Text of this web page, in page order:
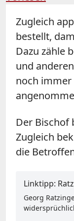
Zugleich
bestellt,
Dazu zähle
und
noch immer
Der Bischof
Zugleich
die
Linktipp:
Georg